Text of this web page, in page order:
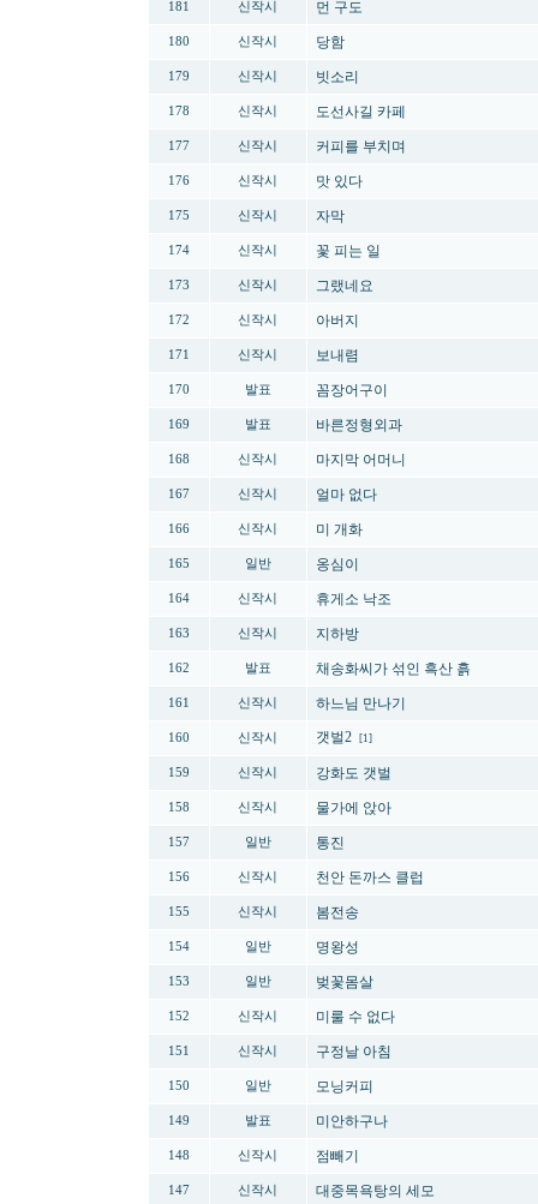
181 신작시 먼 구도
180 신작시 당함
179 신작시 빗소리
178 신작시 도선사길 카페
177 신작시 커피를 부치며
176 신작시 맛 있다
175 신작시 자막
174 신작시 꽃 피는 일
173 신작시 그랬네요
172 신작시 아버지
171 신작시 보내렴
170 발표 꼼장어구이
169 발표 바른정형외과
168 신작시 마지막 어머니
167 신작시 얼마 없다
166 신작시 미 개화
165 일반 옹심이
164 신작시 휴게소 낙조
163 신작시 지하방
162 발표 채송화씨가 섞인 흑산 흙
161 신작시 하느님 만나기
160 신작시 갯벌2 [1]
159 신작시 강화도 갯벌
158 신작시 물가에 앉아
157 일반 통진
156 신작시 천안 돈까스 클럽
155 신작시 봄전송
154 일반 명왕성
153 일반 벚꽃몸살
152 신작시 미룰 수 없다
151 신작시 구정날 아침
150 일반 모닝커피
149 발표 미안하구나
148 신작시 점빼기
147 신작시 대중목욕탕의 세모